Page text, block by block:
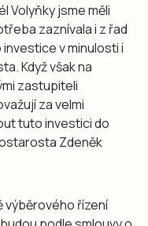
Volyňky jsme měli
zaznívala i z řad
v minulosti i
Když však na
zastupiteli
za velmi
tuto investici do
Zdeněk
výběrového řízení